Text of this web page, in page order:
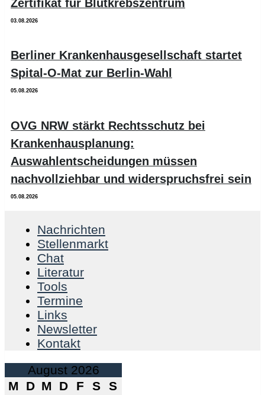
Zertifikat für Blutkrebszentrum
03.08.2026
Berliner Krankenhausgesellschaft startet
Spital-O-Mat zur Berlin-Wahl
05.08.2026
OVG NRW stärkt Rechtsschutz bei
Krankenhausplanung:
Auswahlentscheidungen müssen
nachvollziehbar und widerspruchsfrei sein
05.08.2026
Nachrichten
Stellenmarkt
Chat
Literatur
Tools
Termine
Links
Newsletter
Kontakt
August 2026
M
D M D F S S